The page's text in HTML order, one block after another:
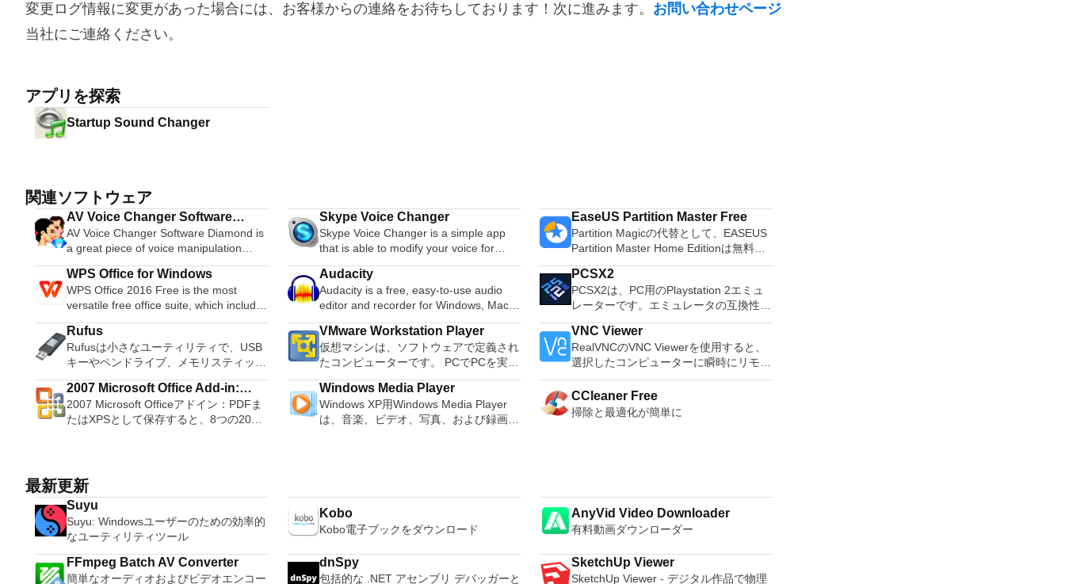
変更ログ情報に変更があった場合には、お客様からの連絡をお待ちしております！次に進みます。 お問い合わせページ
当社にご連絡ください。
アプリを探索
Startup Sound Changer
関連ソフトウェア
AV Voice Changer Software
Diamond
AV Voice Changer Software Diamond is
a great piece of voice manipulation
software, that works both in real-time
and from recordings, allowing you to do
almost anything with your voice. It is the
latest edition in the voice changer
series, offering a full set of advanced
features to help you take your voice
editing to the next level. AV Voice
Changer Software Diamond unlocks
more advanced voice morphing
features, including pitch control, voice
beautifying, vowel enhancer and
improved sound quality. It also allows
include: Pitch-timbre controls. Change
voice in real-time. Preset voice settings.
30 voice effects. 70 background effects.
40 audio effects. Audio player and
maker. Voice analyzer. Hot keys. File
morpher. Voice beautifying. Vowel
Skype Voice Changer
Skype Voice Changer is a simple app
that is able to modify your voice for
conversions on Skype. The features of
Skype Voice Changer are somewhat
limited, but it does provides the correct
number of options to change how you
sound when chatting online with Skype
VoIP. When Skype Voice Changer runs
for the first time, it will attempt to detect
and connect to Skype. Once Skype has
started, you will need to perform a one-
time authorisation to allow Skype Voice
Changer to work with it. Within Skype
you’ll also need to authorise Skype
you can start applying effects to your
voice. In the ‘Effects’ tab, you are able
more different effects, which will modify
your voice while a call is in progress
EaseUS Partition Master Free
Partition Magicの代替として、EASEUS
Partition Master Home Editionは無料の
オールインワンパーティションソリュー
ションおよびディスク管理ユーティリテ
ィです。パーティションの拡張（特にシ
ステムドライブ用）、ディスク領域の管
理、MBRおよびGUIDパーティションテ
ーブル（GPT）ディスクのディスク領域
不足の問題の解決を可能にします。 パ
ーティションのサイズ変更/移動システ
ムドライブを拡張するディスクとパーテ
ィションをコピーパーティションをマー
ジ分割パーティション空き領域を再分配
WPS Office for Windows
WPS Office 2016 Free is the most
versatile free office suite, which includes
free word processor, spreadsheet
program and presentation maker. With
these three programs you will easily be
able to deal with any office related
tasks. WPS Office 2016 Free has
multiple language support for English,
French, German, Spanish,
Portuguese,Russian and Polish
comes with many innovative features,
such as the paragraph adjustment tool
and multiple tabbed feature. It also has
a PDF converter, spell check and word
count feature. WPS Office 2016
Personal Edition supports switching
language UI,File Roaming and Docer
Audacity
Audacity is a free, easy-to-use audio
editor and recorder for Windows, Mac
OS X, GNU/Linux and other operating
systems. You can use Audacity to:
Record live audio. Convert tapes and
records into digital recordings or CDs.
Edit Ogg Vorbis, MP3, WAV or AIFF
sound files. Cut, copy, splice or mix
sounds together. Change the speed or
pitch of a recording. Add new effects
PCSX2
PCSX2は、PC用のPlaystation 2エミュ
レーターです。エミュレータの互換性率
は、プレイ可能なすべてのPS2ゲームの
80％以上を誇っています。かなり強力な
コンピューターを所有している場合、
PCSX2は優れたエミュレーターです。
また、このアプリケーションはローエン
ドコンピューターのサポートも提供する
ため、Playstation 2コンソールのすべて
リケーションでは、ディスクからゲーム
を直接実行することも、ハードドライブ
からISOイメージとして実行することも
す。 Savestates：ボタンを1つ押すだけ
で、ゲームの現在の「状態」を保存でき
Rufus
Rufusは小さなユーティリティで、USB
キーやペンドライブ、メモリスティック
などの起動可能なUSBフラッシュドライ
ブをフォーマットおよび作成できます。
Rufusは、次のシナリオで役立ちます。
Windows、Linux、およびUEFI用の起動
する必要がある場合。 BIOSまたはその
他のファームウェアをDOSからフラッシ
ュする必要がある場合。 低レベルのユ
ーティリティを実行する必要がある場
合。 Rufusは次の* ISOで動作します：
Arch Linux、Archbang、BartPE /
pebuilder、CentOS、Damn Small
VMware Workstation Player
仮想マシンは、ソフトウェアで定義され
たコンピューターです。 PCでPCを実行
するようなものです。 この無料のデス
クトップ仮想化ソフトウェアアプリケー
ションにより、VMware Workstation、
VMware Fusion、VMware Server、また
す。 インストールや構成の問題なし
に、事前構成された製品の利点を体験し
てください。 ホストコンピューターと
32ビットと64ビットの両方の仮想マシ
ンを実行します。 2-way Virtual SMPを
VNC Viewer
RealVNCのVNC Viewerを使用すると、
選択したコンピューターに瞬時にリモー
トアクセスできます。 Mac、Windows
PC、またはLinuxマシン、世界中のどこ
からでも。 VNC Viewerを使用すると、
いデバイスでインストーラーを実行し、
指示に従ってください。オプションで、
Windowsでのリモート展開に使用可能な
フォームにVNC Viewerをインストール
する権限がない場合は、スタンドアロン
2007 Microsoft Office Add-in:
Microsoft Save as PDF or XPS
2007 Microsoft Officeアドイン：PDFま
たはXPSとして保存すると、8つの2007
プログラムのサブセットでPDF形式およ
びXPS形式の電子メール添付ファイルと
して送信することもできます（特定の機
能はプログラムによって異なります）。
このダウンロードは、次のOfficeプログ
ラムで動作します。 Microsoft Office
Access 2007。 Microsoft Office Excel
Windows Media Player
Windows XP用Windows Media Player
は、音楽、ビデオ、写真、および録画し
のデバイスとの共有も、すべて1か所で
行えます。 シンプルなデザイン - まっ
たく新しい外観でデジタル エンターテ
イメントを楽しめます。 大好きな音楽
をより多く - デジタル音楽体験がさらに
楽しくなります。 エンターテイメント
CCleaner Free
掃除と最適化が簡単に
最新更新
Suyu
Suyu: Windowsユーザーのための効率的
なユーティリティツール
Kobo
Kobo電子ブックをダウンロード
AnyVid Video Downloader
有料動画ダウンローダー
FFmpeg Batch AV Converter
簡単なオーディオおよびビデオエンコー
dnSpy
包括的な .NET アセンブリ デバッガーと
SketchUp Viewer
SketchUp Viewer - デジタル作品で物理